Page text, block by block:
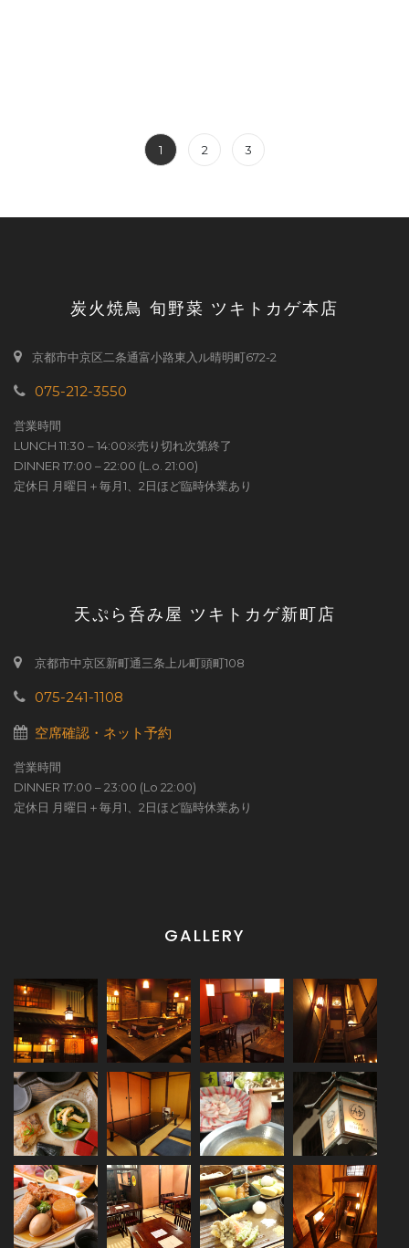
1 2 3
炭火焼鳥 旬野菜 ツキトカゲ本店
京都市中京区二条通富小路東入ル晴明町672-2
075-212-3550
営業時間
LUNCH 11:30 – 14:00※売り切れ次第終了
DINNER 17:00 – 22:00 (L.o. 21:00)
定休日 月曜日＋毎月1、2日ほど臨時休業あり
天ぷら呑み屋 ツキトカゲ新町店
京都市中京区新町通三条上ル町頭町108
075-241-1108
空席確認・ネット予約
営業時間
DINNER 17:00 – 23:00 (Lo 22:00)
定休日 月曜日＋毎月1、2日ほど臨時休業あり
GALLERY